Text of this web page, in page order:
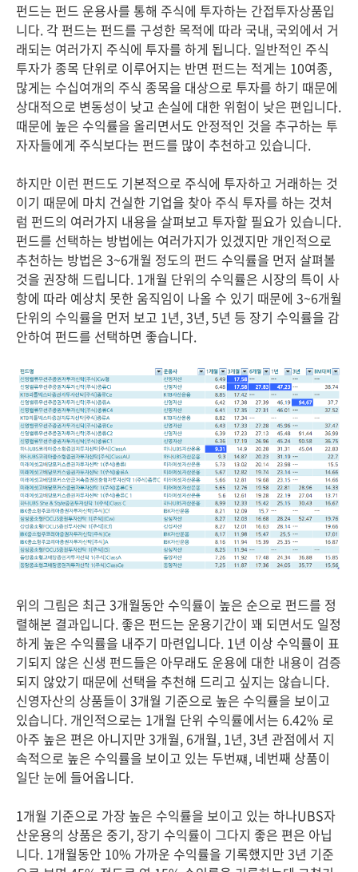
펀드는 펀드 운용사를 통해 주식에 투자하는 간접투자상품입
니다. 각 펀드는 펀드를 구성한 목적에 따라 국내, 국외에서 거
래되는 여러가지 주식에 투자를 하게 됩니다. 일반적인 주식
투자가 종목 단위로 이루어지는 반면 펀드는 적게는 10여종,
많게는 수십여개의 주식 종목을 대상으로 투자를 하기 때문에
상대적으로 변동성이 낮고 손실에 대한 위험이 낮은 편입니다.
때문에 높은 수익률을 올리면서도 안정적인 것을 추구하는 투
자자들에게 주식보다는 펀드를 많이 추천하고 있습니다.
하지만 이런 펀드도 기본적으로 주식에 투자하고 거래하는 것
이기 때문에 마치 건실한 기업을 찾아 주식 투자를 하는 것처
럼 펀드의 여러가지 내용을 살펴보고 투자할 필요가 있습니다.
펀드를 선택하는 방법에는 여러가지가 있겠지만 개인적으로
추천하는 방법은 3~6개월 정도의 펀드 수익률을 먼저 살펴볼
것을 권장해 드립니다. 1개월 단위의 수익률은 시장의 특이 사
항에 따라 예상치 못한 움직임이 나올 수 있기 때문에 3~6개월
단위의 수익률을 먼저 보고 1년, 3년, 5년 등 장기 수익률을 감
안하여 펀드를 선택하면 좋습니다.
위의 그림은 최근 3개월동안 수익률이 높은 순으로 펀드를 정
렬해본 결과입니다. 좋은 펀드는 운용기간이 꽤 되면서도 일정
하게 높은 수익률을 내주기 마련입니다. 1년 이상 수익률이 표
기되지 않은 신생 펀드들은 아무래도 운용에 대한 내용이 검증
되지 않았기 때문에 선택을 추천해 드리고 싶지는 않습니다.
신영자산의 상품들이 3개월 기준으로 높은 수익률을 보이고
있습니다. 개인적으로는 1개월 단위 수익률에서는 6.42% 로
아주 높은 편은 아니지만 3개월, 6개월, 1년, 3년 관점에서 지
속적으로 높은 수익률을 보이고 있는 두번쨰, 네번째 상품이
일단 눈에 들어옵니다.
1개월 기준으로 가장 높은 수익률을 보이고 있는 하나UBS자
산운용의 상품은 중기, 장기 수익률이 그다지 좋은 편은 아닙
니다. 1개월동안 10% 가까운 수익률을 기록했지만 3년 기준